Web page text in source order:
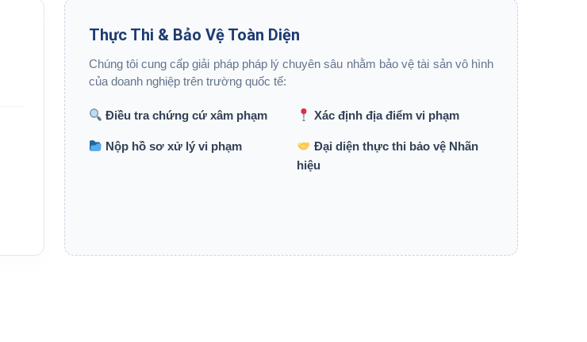
Thực Thi & Bảo Vệ Toàn Diện
Chúng tôi cung cấp giải pháp pháp lý chuyên sâu nhằm bảo vệ tài sản vô hình
của doanh nghiệp trên trường quốc tế:
Điều tra chứng cứ xâm phạm Xác định địa điểm vi phạm
Nộp hồ sơ xử lý vi phạm
Đại diện thực thi bảo vệ Nhãn
hiệu